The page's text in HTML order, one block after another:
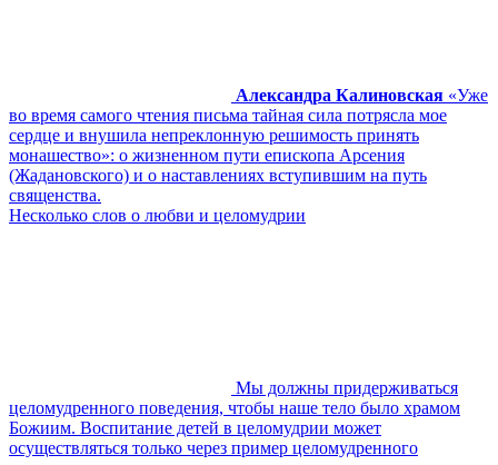
Александра Калиновская «Уже
во время самого чтения письма тайная сила потрясла мое
сердце и внушила непреклонную решимость принять
монашество»: о жизненном пути епископа Арсения
(Жадановского) и о наставлениях вступившим на путь
священства.
Несколько слов о любви и целомудрии
Мы должны придерживаться
целомудренного поведения, чтобы наше тело было храмом
Божиим. Воспитание детей в целомудрии может
осуществляться только через пример целомудренного